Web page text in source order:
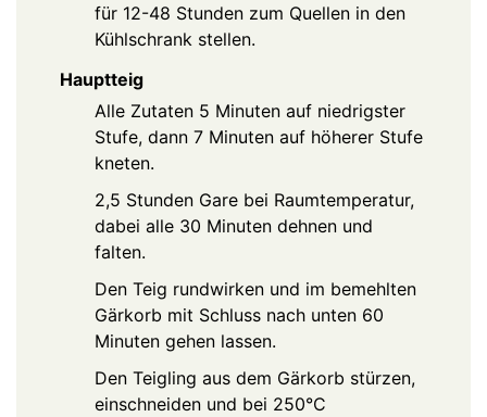
für 12-48 Stunden zum Quellen in den
Kühlschrank stellen.
Hauptteig
Alle Zutaten 5 Minuten auf niedrigster
Stufe, dann 7 Minuten auf höherer Stufe
kneten.
2,5 Stunden Gare bei Raumtemperatur,
dabei alle 30 Minuten dehnen und
falten.
Den Teig rundwirken und im bemehlten
Gärkorb mit Schluss nach unten 60
Minuten gehen lassen.
Den Teigling aus dem Gärkorb stürzen,
einschneiden und bei 250°C